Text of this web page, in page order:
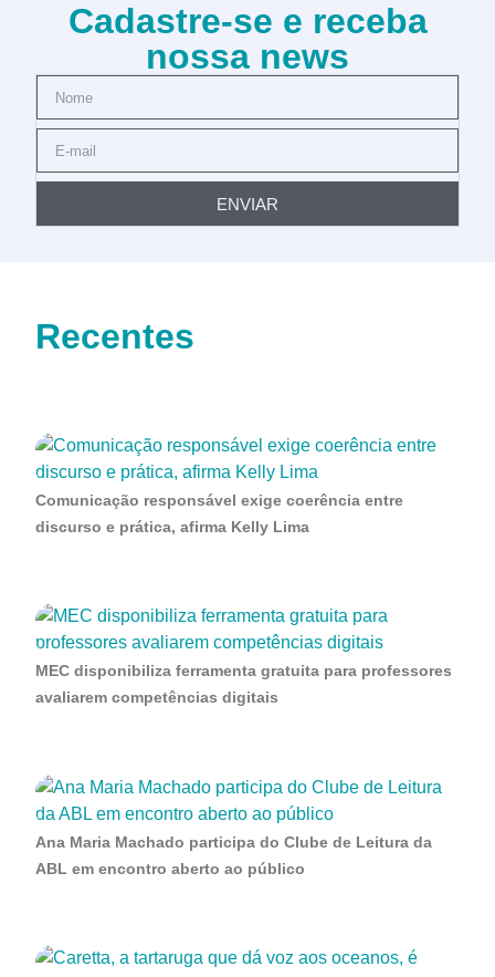
Cadastre-se e receba
nossa news
ENVIAR
Recentes
Comunicação responsável exige coerência entre
discurso e prática, afirma Kelly Lima
MEC disponibiliza ferramenta gratuita para professores
avaliarem competências digitais
Ana Maria Machado participa do Clube de Leitura da
ABL em encontro aberto ao público